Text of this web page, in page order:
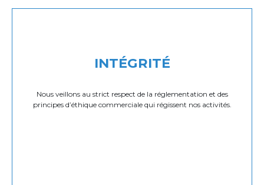
INTÉGRITÉ
Nous veillons au strict respect de la réglementation et des
principes d’éthique commerciale qui régissent nos activités.